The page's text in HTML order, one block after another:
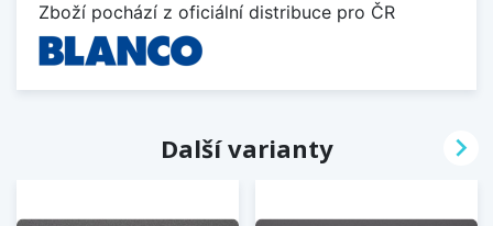
Zboží pochází z oficiální distribuce pro ČR
Další varianty 